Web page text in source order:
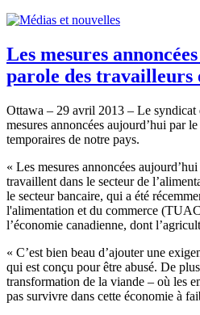
Les mesures
parole des travailleurs
Ottawa – 29 avril 2013 – Le syndicat
mesures annoncées aujourd’hui par le
temporaires de notre pays.
« Les mesures annoncées aujourd’hui
travaillent dans le secteurde
le secteur bancaire, qui a été
l'alimentation et du commerce (TUAC
l’économie canadienne, dont
« C’est bien beau d’ajouter une
qui est conçu pourêtre abusé. De
transformation de la viande – où les
pas survivre dans cette économie à